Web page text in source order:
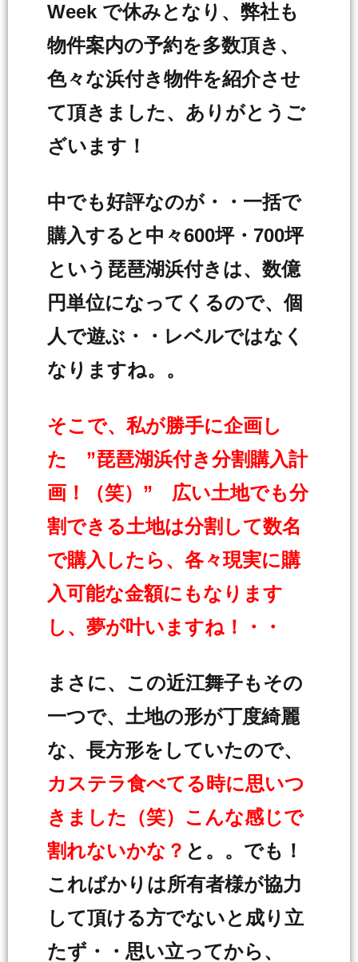
Week で休みとなり、弊社も
物件案内の予約を多数頂き、
色々な浜付き物件を紹介させ
て頂きました、ありがとうご
ざいます！
中でも好評なのが・・一括で
購入すると中々600坪・700坪
という琵琶湖浜付きは、数億
円単位になってくるので、個
人で遊ぶ・・レベルではなく
なりますね。。
そこで、私が勝手に企画し
た ”琵琶湖浜付き分割購入計
画！（笑）” 広い土地でも分
割できる土地は分割して数名
で購入したら、各々現実に購
入可能な金額にもなります
し、夢が叶いますね！・・
まさに、この近江舞子もその
一つで、土地の形が丁度綺麗
な、長方形をしていたので、
カステラ食べてる時に思いつ
きました（笑）こんな感じで
割れないかな？ と。。でも！
こればかりは所有者様が協力
して頂ける方でないと成り立
たず・・思い立ってから、